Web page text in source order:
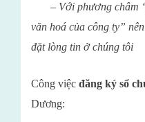
– Với phương châm
văn hoá của công ty”
đặt lòng tin ở chúng tôi
Công việc đăng ký sổ
Dương: